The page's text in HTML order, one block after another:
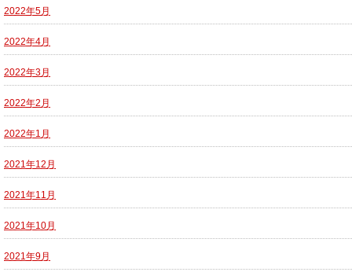
2022年5月
2022年4月
2022年3月
2022年2月
2022年1月
2021年12月
2021年11月
2021年10月
2021年9月